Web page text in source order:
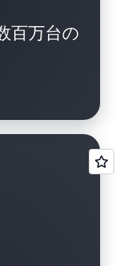
百万台の